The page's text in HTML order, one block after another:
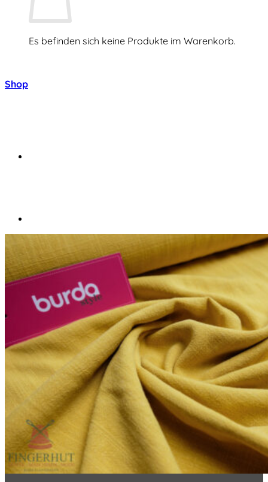
Es befinden sich keine Produkte im Warenkorb.
Shop